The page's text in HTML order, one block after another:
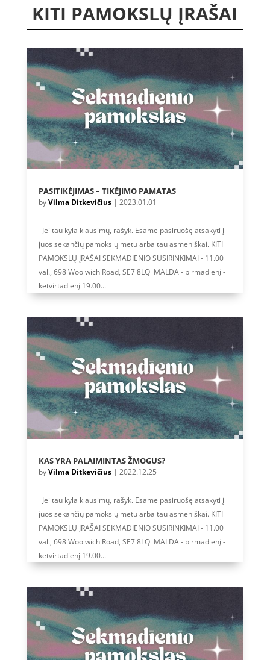
KITI PAMOKSLŲ ĮRAŠAI
PASITIKĖJIMAS – TIKĖJIMO PAMATAS
byVilma Ditkevičius| 2023.01.01
Jei tau kyla klausimų, rašyk. Esame pasiruošę atsakyti į
juos sekančių pamokslų metu arba tau asmeniškai. KITI
PAMOKSLŲ ĮRAŠAI SEKMADIENIO SUSIRINKIMAI - 11.00
val., 698 Woolwich Road, SE7 8LQ MALDA - pirmadienį -
ketvirtadienį 19.00...
KAS YRA PALAIMINTAS ŽMOGUS?
byVilma Ditkevičius| 2022.12.25
Jei tau kyla klausimų, rašyk. Esame pasiruošę atsakyti į
juos sekančių pamokslų metu arba tau asmeniškai. KITI
PAMOKSLŲ ĮRAŠAI SEKMADIENIO SUSIRINKIMAI - 11.00
val., 698 Woolwich Road, SE7 8LQ MALDA - pirmadienį -
ketvirtadienį 19.00...